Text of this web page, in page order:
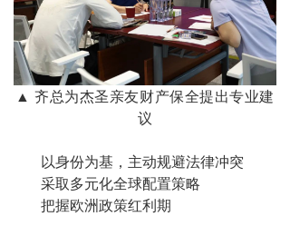
▲ 齐总为杰圣亲友财产保全提出专业建
议
以身份为基，主动规避法律冲突
采取多元化全球配置策略
把握欧洲政策红利期